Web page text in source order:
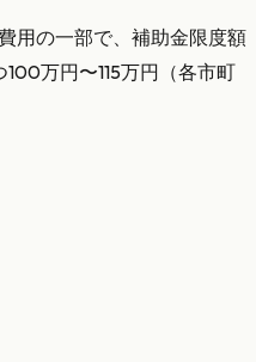
用の一部で、補助金限度額
万円〜115万円（各市町